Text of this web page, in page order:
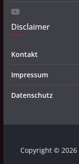
Disclaimer
Kontakt
Impressum
Datenschutz
Copyright © 2026